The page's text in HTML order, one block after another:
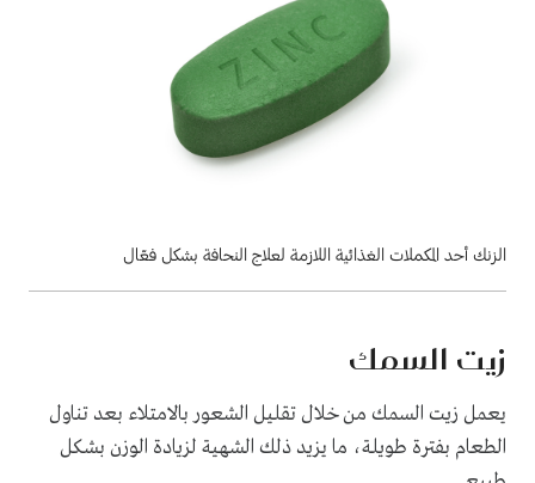
الزنك أحد المكملات الغذائية اللازمة لعلاج النحافة بشكل فعّال
زيت السمك
يعمل زيت السمك من خلال تقليل الشعور بالامتلاء بعد تناول
الطعام بفترة طويلة، ما يزيد ذلك الشهية لزيادة الوزن بشكل